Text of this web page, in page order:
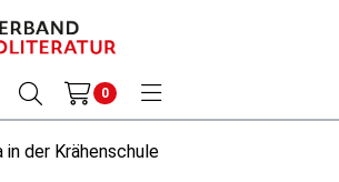
0
in der Krähenschule